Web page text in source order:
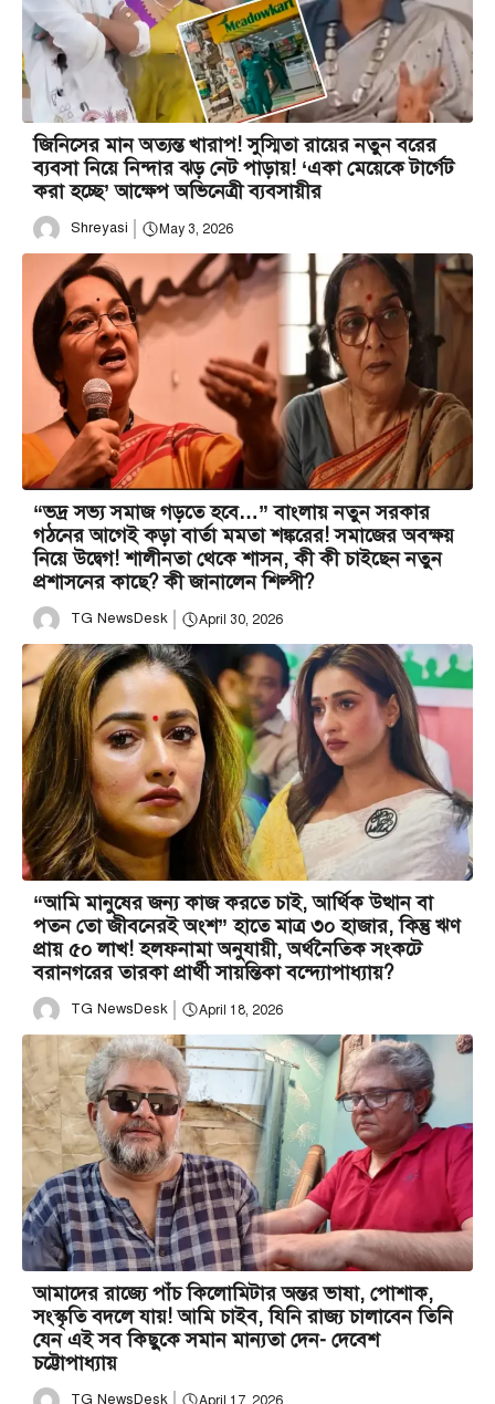
জিনিসের মান অত্যন্ত খারাপ! সুস্মিতা রায়ের নতুন বরের
ব্যবসা নিয়ে নিন্দার ঝড় নেট পাড়ায়! ‘একা মেয়েকে টার্গেট
করা হচ্ছে’ আক্ষেপ অভিনেত্রী ব্যবসায়ীর
Shreyasi May 3, 2026
“ভদ্র সভ্য সমাজ গড়তে হবে…” বাংলায় নতুন সরকার
গঠনের আগেই কড়া বার্তা মমতা শঙ্করের! সমাজের অবক্ষয়
নিয়ে উদ্বেগ! শালীনতা থেকে শাসন, কী কী চাইছেন নতুন
প্রশাসনের কাছে? কী জানালেন শিল্পী?
TG NewsDesk April 30, 2026
“আমি মানুষের জন্য কাজ করতে চাই, আর্থিক উত্থান বা
পতন তো জীবনেরই অংশ” হাতে মাত্র ৩০ হাজার, কিন্তু ঋণ
প্রায় ৫০ লাখ! হলফনামা অনুযায়ী, অর্থনৈতিক সংকটে
বরানগরের তারকা প্রার্থী সায়ন্তিকা বন্দ্যোপাধ্যায়?
TG NewsDesk April 18, 2026
আমাদের রাজ্যে পাঁচ কিলোমিটার অন্তর ভাষা, পোশাক,
সংস্কৃতি বদলে যায়! আমি চাইব, যিনি রাজ্য চালাবেন তিনি
যেন এই সব কিছুকে সমান মান্যতা দেন- দেবেশ
চট্টোপাধ্যায়
TG NewsDesk April 17, 2026